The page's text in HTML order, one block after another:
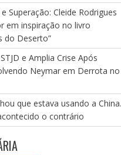
Superação: Cleide Rodrigues
em inspiração no livro
do Deserto”
e Amplia Crise Após
Neymar em Derrota no
que estava usando a China.
o contrário